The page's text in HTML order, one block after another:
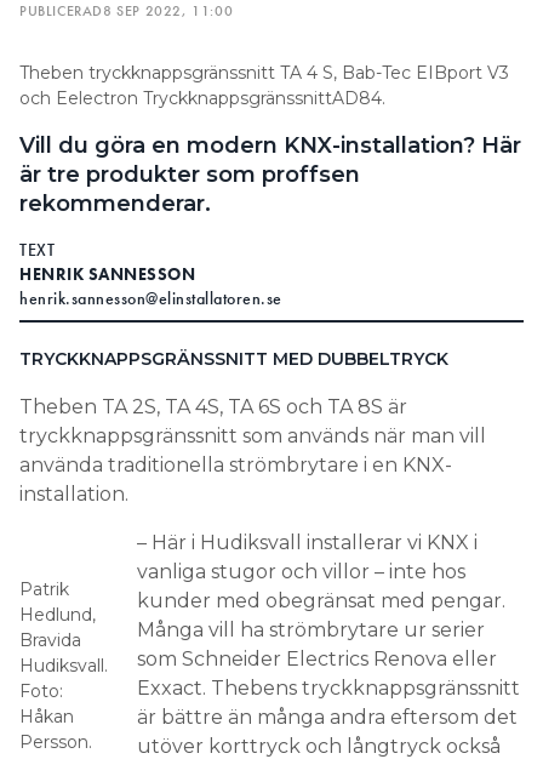
PUBLICERAD8 SEP 2022, 11:00
Theben tryckknappsgränssnitt TA 4 S, Bab-Tec EIBport V3
och Eelectron TryckknappsgränssnittAD84.
Vill du göra en modern KNX-installation? Här
är tre produkter som proffsen
rekommenderar.
TEXT
HENRIK SANNESSON
henrik.sannesson@elinstallatoren.se
TRYCKKNAPPSGRÄNSSNITT MED DUBBELTRYCK
Theben TA 2S, TA 4S, TA 6S och TA 8S är
tryckknappsgränssnitt som används när man vill
använda traditionella strömbrytare i en KNX-
installation.
Patrik
Hedlund,
Bravida
Hudiksvall.
Foto:
Håkan
Persson.
– Här i Hudiksvall installerar vi KNX i
vanliga stugor och villor – inte hos
kunder med obegränsat med pengar.
Många vill ha strömbrytare ur serier
som Schneider Electrics Renova eller
Exxact. Thebens tryckknappsgränssnitt
är bättre än många andra eftersom det
utöver korttryck och långtryck också